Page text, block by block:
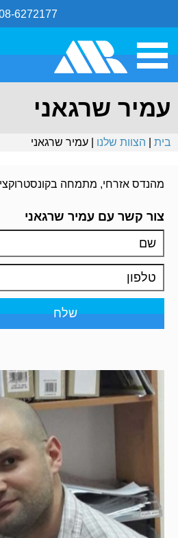
6272177
עמיר שרגאני
בית הצוות שלנו | עמיר שרגאני
מהנדס אזרחי, מתמחה
צור קשר עם עמיר שרגאני